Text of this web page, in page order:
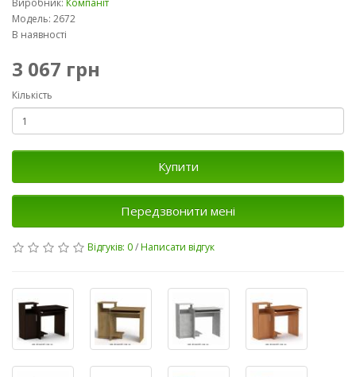
Виробник: Компаніт
Модель: 2672
В наявності
3 067 грн
Кількість
Купити
Передзвонити мені
Відгуків: 0/Написати відгук